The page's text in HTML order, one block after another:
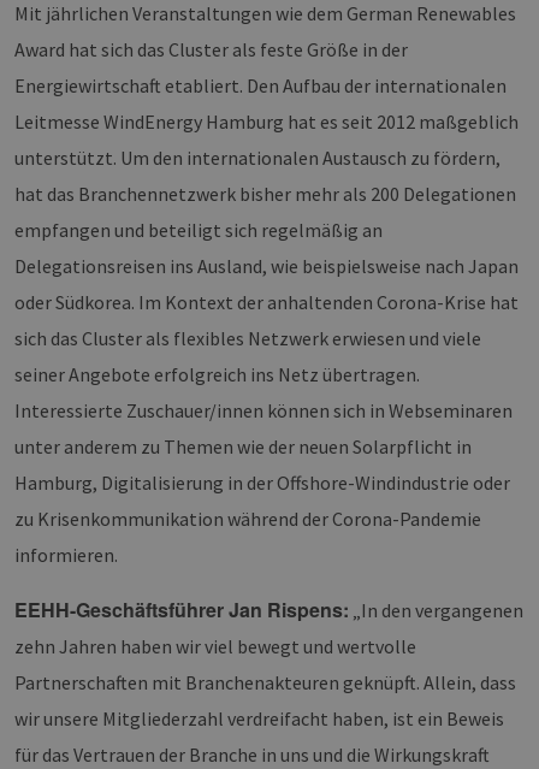
Mit jährlichen Veranstaltungen wie dem German Renewables
Award hat sich das Cluster als feste Größe in der
Energiewirtschaft etabliert. Den Aufbau der internationalen
Leitmesse WindEnergy Hamburg hat es seit 2012 maßgeblich
unterstützt. Um den internationalen Austausch zu fördern,
hat das Branchennetzwerk bisher mehr als 200 Delegationen
empfangen und beteiligt sich regelmäßig an
Delegationsreisen ins Ausland, wie beispielsweise nach Japan
oder Südkorea. Im Kontext der anhaltenden Corona-Krise hat
sich das Cluster als flexibles Netzwerk erwiesen und viele
seiner Angebote erfolgreich ins Netz übertragen.
Interessierte Zuschauer/innen können sich in Webseminaren
unter anderem zu Themen wie der neuen Solarpflicht in
Hamburg, Digitalisierung in der Offshore-Windindustrie oder
zu Krisenkommunikation während der Corona-Pandemie
informieren.
EEHH-Geschäftsführer Jan Rispens: „In den vergangenen
zehn Jahren haben wir viel bewegt und wertvolle
Partnerschaften mit Branchenakteuren geknüpft. Allein, dass
wir unsere Mitgliederzahl verdreifacht haben, ist ein Beweis
für das Vertrauen der Branche in uns und die Wirkungskraft